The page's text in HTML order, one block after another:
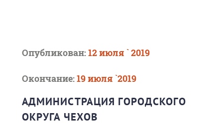
Опубликован:12 июля ` 2019
Окончание:19 июля `2019
АДМИНИСТРАЦИЯ ГОРОДСКОГО
ОКРУГА ЧЕХОВ